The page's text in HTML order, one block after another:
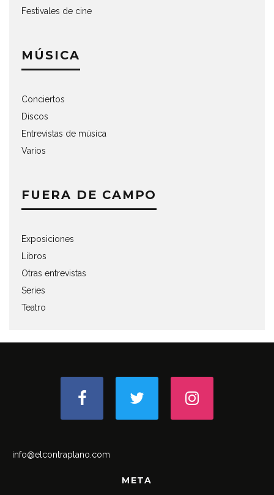
Festivales de cine
MÚSICA
Conciertos
Discos
Entrevistas de música
Varios
FUERA DE CAMPO
Exposiciones
Libros
Otras entrevistas
Series
Teatro
info@elcontraplano.com
META